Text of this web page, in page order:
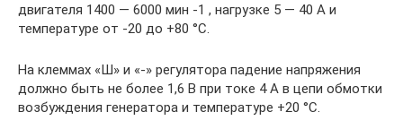
двигателя 1400 — 6000 мин -1 , нагрузке 5 — 40 А и
температуре от -20 до +80 °С.
На клеммах «Ш» и «-» регулятора падение напряжения
должно быть не более 1,6 В при токе 4 А в цепи обмотки
возбуждения генератора и температуре +20 °С.